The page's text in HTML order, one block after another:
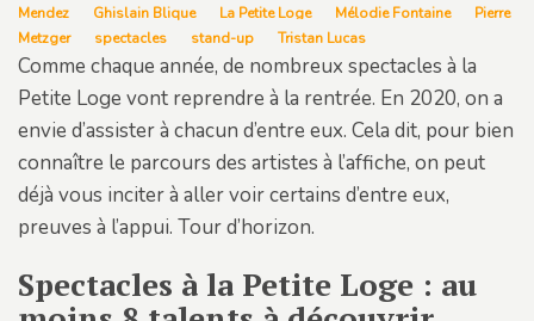
Mendez
Ghislain Blique La Petite Loge Mélodie Fontaine
Pierre
Metzger
spectacles stand-up Tristan Lucas
Comme chaque année, de nombreux spectacles à la
Petite Loge vont reprendre à la rentrée. En 2020, on a
envie d’assister à chacun d’entre eux. Cela dit, pour bien
connaître le parcours des artistes à l’affiche, on peut
déjà vous inciter à aller voir certains d’entre eux,
preuves à l’appui. Tour d’horizon.
Spectacles à la Petite Loge : au